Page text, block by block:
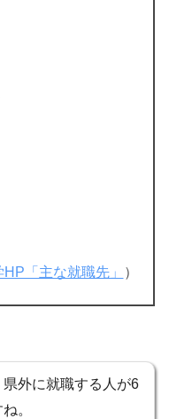
「主な就職先」 ）
外に就職する人が6
。